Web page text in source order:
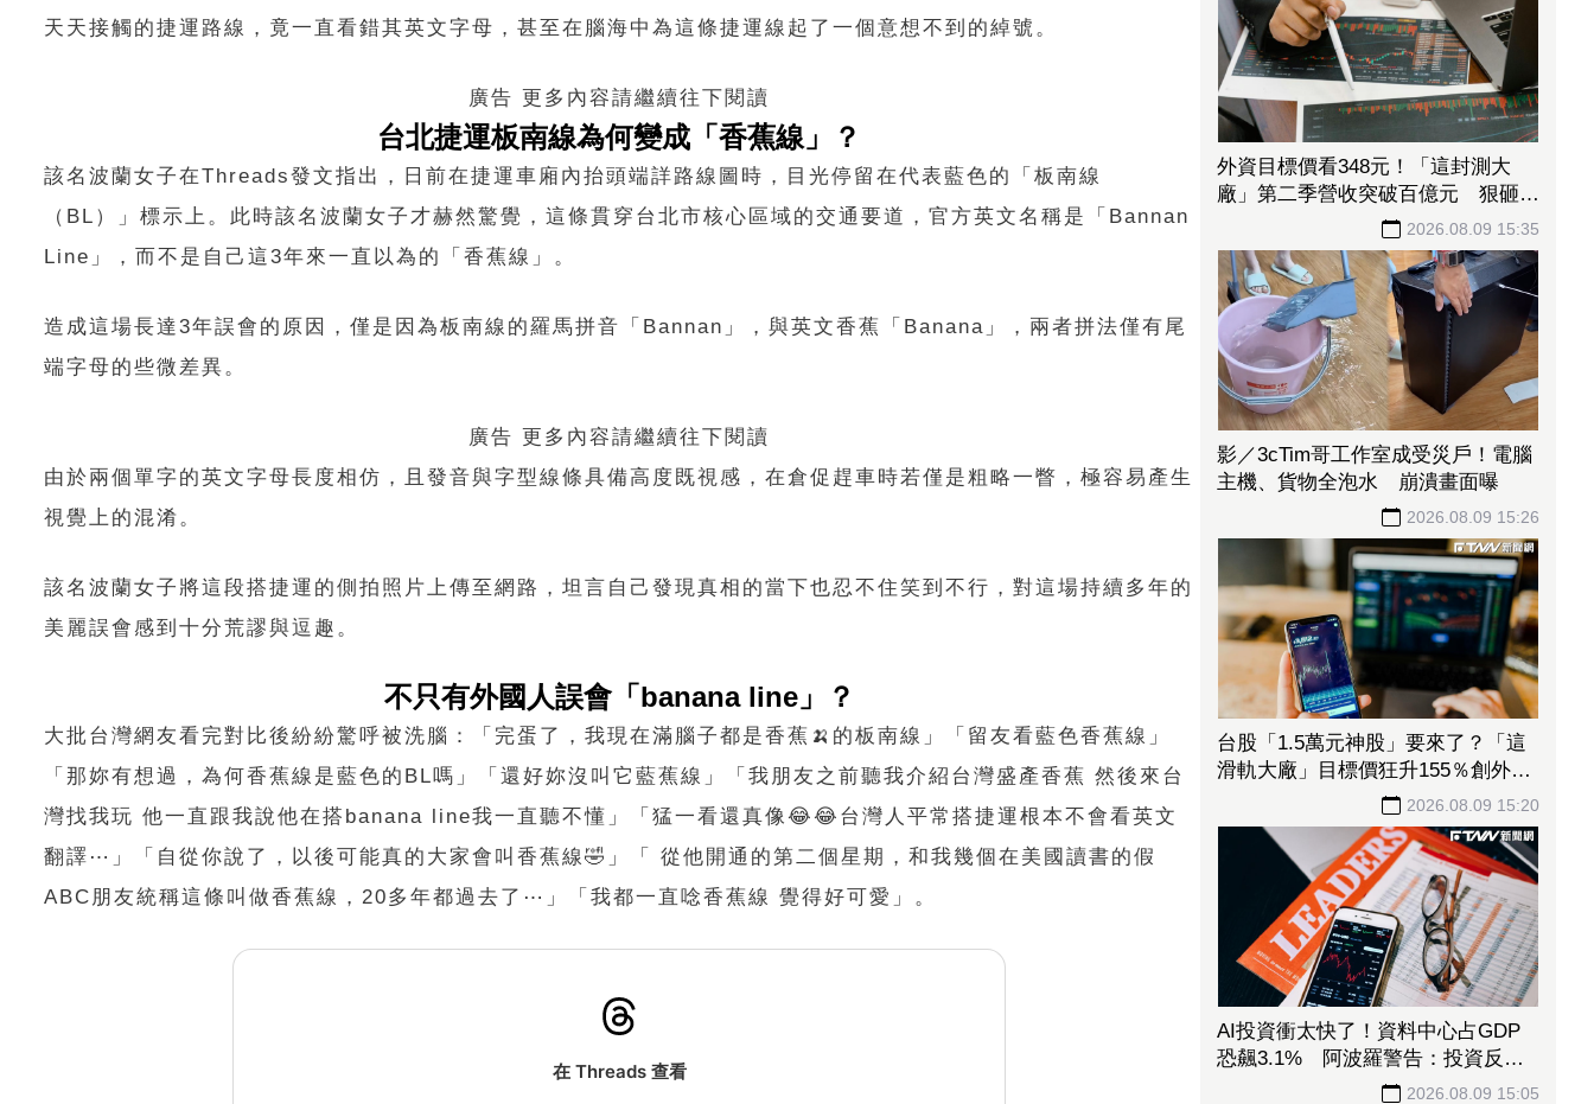
天天接觸的捷運路線，竟一直看錯其英文字母，甚至在腦海中為這條捷運線起了一個意想不到的綽號。
廣告 更多內容請繼續往下閱讀
台北捷運板南線為何變成「香蕉線」？
該名波蘭女子在Threads發文指出，日前在捷運車廂內抬頭端詳路線圖時，目光停留在代表藍色的「板南線
（BL）」標示上。此時該名波蘭女子才赫然驚覺，這條貫穿台北市核心區域的交通要道，官方英文名稱是「Bannan
Line」，而不是自己這3年來一直以為的「香蕉線」。
造成這場長達3年誤會的原因，僅是因為板南線的羅馬拼音「Bannan」，與英文香蕉「Banana」，兩者拼法僅有尾
端字母的些微差異。
廣告 更多內容請繼續往下閱讀
由於兩個單字的英文字母長度相仿，且發音與字型線條具備高度既視感，在倉促趕車時若僅是粗略一瞥，極容易產生
視覺上的混淆。
該名波蘭女子將這段搭捷運的側拍照片上傳至網路，坦言自己發現真相的當下也忍不住笑到不行，對這場持續多年的
美麗誤會感到十分荒謬與逗趣。
不只有外國人誤會「banana line」？
大批台灣網友看完對比後紛紛驚呼被洗腦：「完蛋了，我現在滿腦子都是香蕉🍌的板南線」「留友看藍色香蕉線」
「那妳有想過，為何香蕉線是藍色的BL嗎」「還好妳沒叫它藍蕉線」「我朋友之前聽我介紹台灣盛產香蕉 然後來台
灣找我玩 他一直跟我說他在搭banana line我一直聽不懂」「猛一看還真像😂😂台灣人平常搭捷運根本不會看英文
翻譯⋯」「自從你說了，以後可能真的大家會叫香蕉線🤣」「 從他開通的第二個星期，和我幾個在美國讀書的假
ABC朋友統稱這條叫做香蕉線，20多年都過去了⋯」「我都一直唸香蕉線 覺得好可愛」。
在 Threads 查看
外資目標價看348元！「這封測大
廠」第二季營收突破百億元 狠砸
2026.08.09 15:35
影／3cTim哥工作室成受災戶！電腦
主機、貨物全泡水 崩潰畫面曝
2026.08.09 15:26
台股「1.5萬元神股」要來了？「這
滑軌大廠」目標價狂升155％創外資
天價 毛利率更上看90％2026.08.09 15:20
AI投資衝太快了！資料中心占GDP
恐飆3.1% 阿波羅警告：投資反轉
恐重演「次貸式衝擊」2026.08.09 15:05